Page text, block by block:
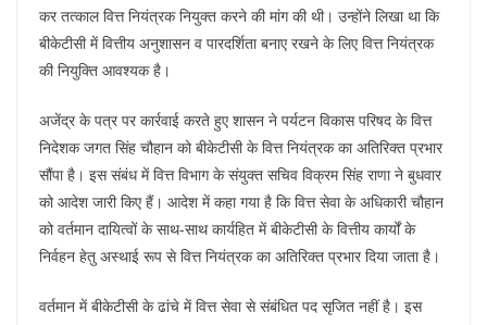
कर तत्काल वित्त नियंत्रक नियुक्त करने की मांग की थी। उन्होंने लिखा था कि
बीकेटीसी में वित्तीय अनुशासन व पारदर्शिता बनाए रखने के लिए वित्त नियंत्रक
की नियुक्ति आवश्यक है।
अजेंद्र के पत्र पर कार्रवाई करते हुए शासन ने पर्यटन विकास परिषद के वित्त
निदेशक जगत सिंह चौहान को बीकेटीसी के वित्त नियंत्रक का अतिरिक्त प्रभार
सौंपा है। इस संबंध में वित्त विभाग के संयुक्त सचिव विक्रम सिंह राणा ने बुधवार
को आदेश जारी किए हैं। आदेश में कहा गया है कि वित्त सेवा के अधिकारी चौहान
को वर्तमान दायित्वों के साथ-साथ कार्यहित में बीकेटीसी के वित्तीय कार्यों के
निर्वहन हेतु अस्थाई रूप से वित्त नियंत्रक का अतिरिक्त प्रभार दिया जाता है।
वर्तमान में बीकेटीसी के ढांचे में वित्त सेवा से संबंधित पद सृजित नहीं है। इस